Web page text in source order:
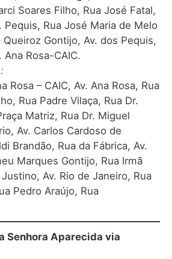
Soares Filho, Rua José Fatal,
Pequis, Rua José Maria de Melo
Queiroz Gontijo, Av. dos Pequis,
Ana Rosa-CAIC.
Rosa – CAIC, Av. Ana Rosa, Rua
Rua Padre Vilaça, Rua Dr.
Matriz, Rua Dr. Miguel
Av. Carlos Cardoso de
Brandão, Rua da Fábrica, Av.
Marques Gontijo, Rua Irmã
Av. Rio de Janeiro, Rua
Pedro Araújo, Rua
Senhora Aparecida via